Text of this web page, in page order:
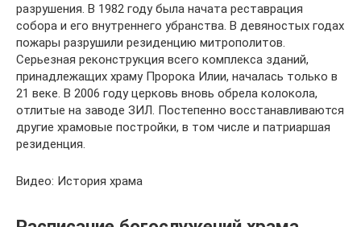
разрушения. В 1982 году была начата реставрация
собора и его внутреннего убранства. В девяностых годах
пожары разрушили резиденцию митрополитов.
Серьезная реконструкция всего комплекса зданий,
принадлежащих храму Пророка Илии, началась только в
21 веке. В 2006 году церковь вновь обрела колокола,
отлитые на заводе ЗИЛ. Постепенно восстанавливаются
другие храмовые постройки, в том числе и патриаршая
резиденция.
Видео: История храма